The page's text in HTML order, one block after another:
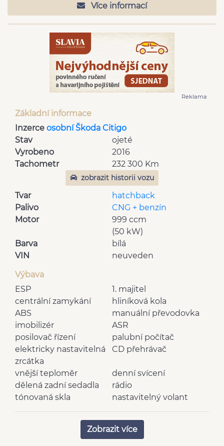
Více informací
Reklama
Základní informace
Inzerce osobní Škoda Citigo
Stav
ojeté
Vyrobeno
2016
Tachometr
232 300 Km
zobrazit historii vozu
Tvar
hatchback
Palivo
CNG + benzín
Motor
999 ccm
(50 kW)
Barva
bílá
VIN
neuveden
Výbava
1. majitel
ESP
hliníková kola
centrální zamykání
manuální převodovka
ABS
ASR
imobilizér
palubní počítač
posilovač řízení
CD přehrávač
elektricky nastavitelná
zrcátka
denní svícení
vnější teploměr
rádio
dělená zadní sedadla
nastavitelný volant
tónovaná skla
deaktivace airbagu
Zobrazit více